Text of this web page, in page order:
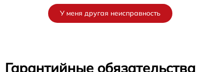
У меня другая неисправность
Гарантийные обязательства